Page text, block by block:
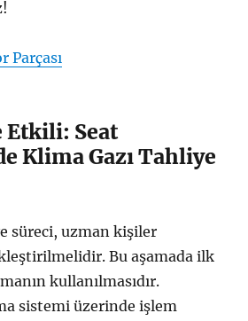
Parçası
Etkili: Seat
Klima Gazı Tahliye
süreci, uzman kişiler
Bu aşamada ilk
kullanılmasıdır.
sistemi üzerinde işlem